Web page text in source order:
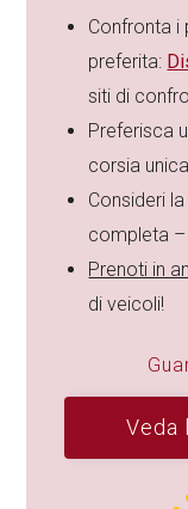
Confronta i
preferita:
siti di
Preferisca
corsia unica
Consideri
completa –
Prenoti in
di veicoli!
Veda